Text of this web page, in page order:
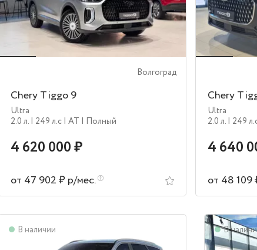
Волгоград
Chery Tiggo 9
Ultra
2.0 л. | 249 л.c | AT | Полный
4 620 000 ₽
от 47 902 ₽ р/мес.
Chery
Ultra
2.0 л. | 249
4 640
от 48 109
В наличии В